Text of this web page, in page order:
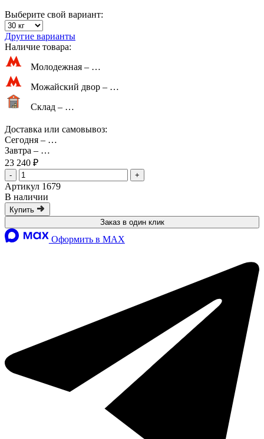
Выберите свой вариант:
Другие варианты
Наличие товара:
Молодежная – …
Можайский двор – …
Склад – …
Доставка или самовывоз:
Сегодня – …
Завтра – …
23 240 ₽
- +
Артикул 1679
В наличии
Купить
Заказ в один клик
Оформить в MAX